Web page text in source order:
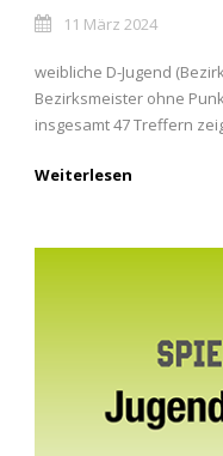
11 März 2024
weibliche D-Jugend
Bezirksmeister ohne
insgesamt 47 Treffern
Weiterlesen